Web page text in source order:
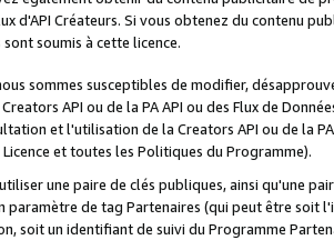
d'API Créateurs. Si vous obtenez du contenu
soumis à cette licence.
sommes susceptibles de modifier,
API ou de la PA API ou des Flux de
et l'utilisation de la Creators API ou de la
et toutes les Politiques du Programme).
une paire de clés publiques, ainsi qu'une
paramètre de tag Partenaires (qui peut être soit
soit un identifiant de suivi du Programme